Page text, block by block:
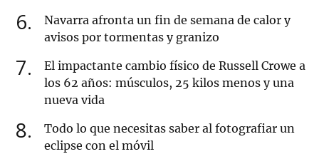
6
Navarra afronta un fin de semana de calor y
avisos por tormentas y granizo
7
El impactante cambio físico de Russell Crowe a
los 62 años: músculos, 25 kilos menos y una
nueva vida
8
Todo lo que necesitas saber al fotografiar un
eclipse con el móvil